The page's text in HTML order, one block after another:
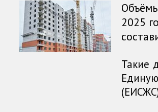
2025
Такие